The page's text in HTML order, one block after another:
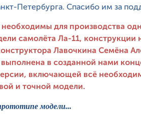
Петербурга. Спасибо им за
для производства
самолёта Ла-11, конструкции
Лавочкина Семёна
в созданной нами
включающей всё
и точной модели.
модели...